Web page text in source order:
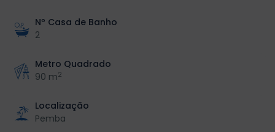
Nº Casa de Banho
2
Metro Quadrado
90 m2
Localização
Pemba